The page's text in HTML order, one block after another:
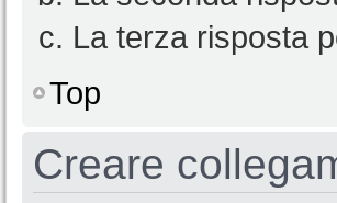
La terza risposta
Top
Creare